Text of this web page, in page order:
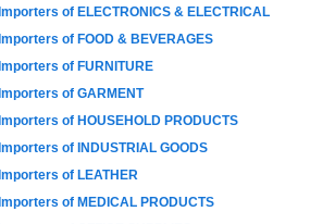
Importers of ELECTRONICS & ELECTRICAL
Importers of FOOD & BEVERAGES
Importers of FURNITURE
Importers of GARMENT
Importers of HOUSEHOLD PRODUCTS
Importers of INDUSTRIAL GOODS
Importers of LEATHER
Importers of MEDICAL PRODUCTS